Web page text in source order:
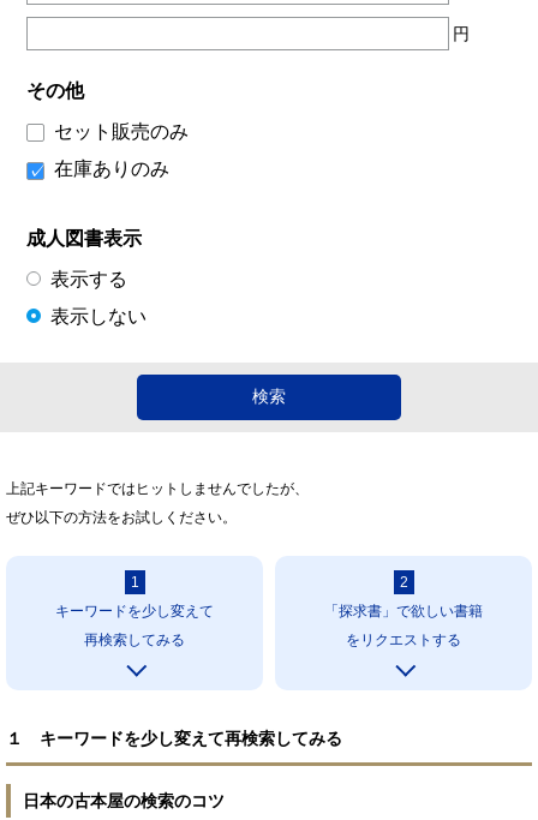
円
その他
セット販売のみ
在庫ありのみ
成人図書表示
表示する
表示しない
上記キーワードではヒットしませんでしたが、
ぜひ以下の方法をお試しください。
1
キーワードを少し変えて
再検索してみる
2
「探求書」で欲しい書籍
をリクエストする
１ キーワードを少し変えて再検索してみる
日本の古本屋の検索のコツ